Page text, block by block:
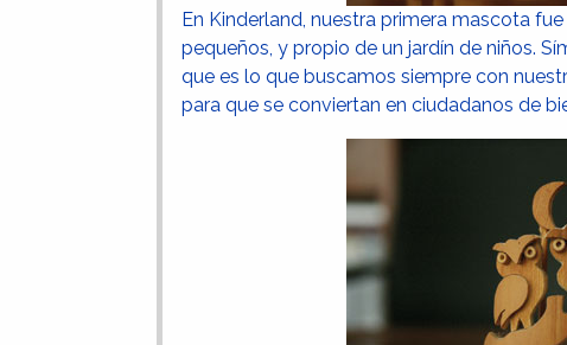
En Kinderland, nuestra primera mascota
pequeños, y propio de un jardín de niños.
que es lo que buscamos siempre con
para que se conviertan en ciudadanos de